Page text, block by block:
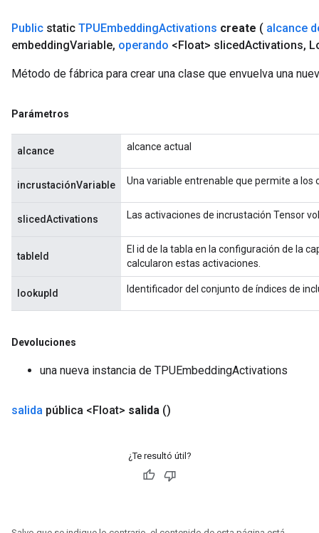
Public static TPUEmbeddingActivations create ( alcance
embeddingVariable, operando <Float> slicedActivations,
Método de fábrica para crear una clase que envuelva una
Parámetros
alcance alcance actual
incrustaciónVariable Una variable entrenable que permite a
slicedActivations Las activaciones de incrustación Tensor
tableId
El id de la tabla en la configuración de la
calcularon estas activaciones.
lookupId Identificador del conjunto de índices de
Devoluciones
una nueva instancia de TPUEmbeddingActivations
salida pública <Float> salida ()
¿Te resultó útil?